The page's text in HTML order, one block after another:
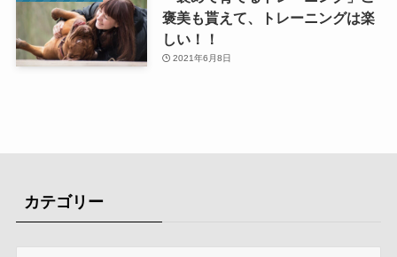
褒美も貰えて、トレーニングは楽
しい！！
2021年6月8日
カテゴリー